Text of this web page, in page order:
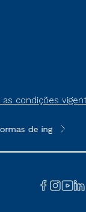
condições
de